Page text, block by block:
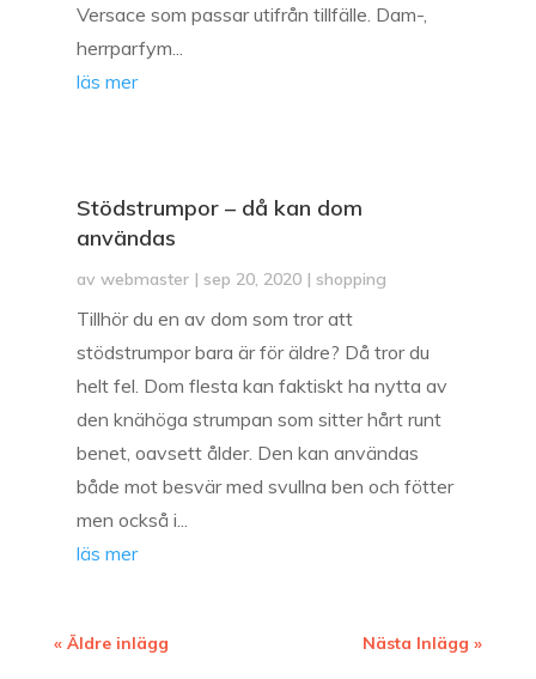
Versace som passar utifrån tillfälle. Dam-,
herrparfym...
läs mer
Stödstrumpor – då kan dom
användas
av webmaster| sep 20, 2020| shopping
Tillhör du en av dom som tror att
stödstrumpor bara är för äldre? Då tror du
helt fel. Dom flesta kan faktiskt ha nytta av
den knähöga strumpan som sitter hårt runt
benet, oavsett ålder. Den kan användas
både mot besvär med svullna ben och fötter
men också i...
läs mer
« Äldre inlägg Nästa Inlägg »